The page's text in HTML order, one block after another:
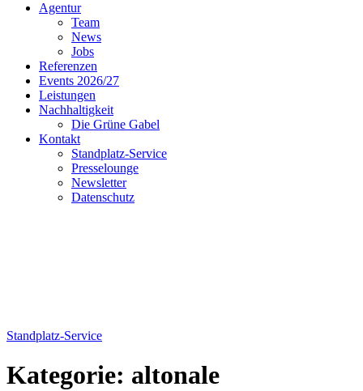
Agentur
Team
News
Jobs
Referenzen
Events 2026/27
Leistungen
Nachhaltigkeit
Die Grüne Gabel
Kontakt
Standplatz-Service
Presselounge
Newsletter
Datenschutz
Standplatz-Service
Kategorie: altonale